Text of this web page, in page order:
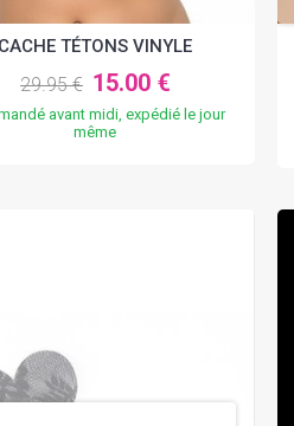
TÉTONS VINYLE
29.95 € 15.00 €
avant midi, expédié le jour
même